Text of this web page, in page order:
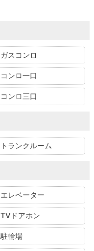
ガスコンロ
コンロ一口
コンロ三口
トランクルーム
エレベーター
TVドアホン
駐輪場